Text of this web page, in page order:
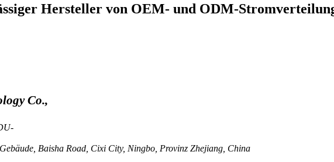
Hersteller von OEM- und ODM-
Co.,
Baisha Road, Cixi City, Ningbo, Provinz Zhejiang, China